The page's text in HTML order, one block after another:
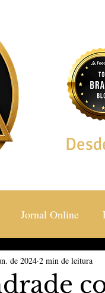
Jornal Online
& Estilos
de 2024 2 min de leitura